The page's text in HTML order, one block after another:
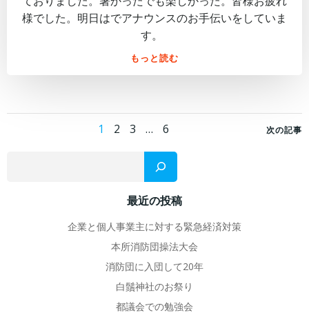
様でした。明日はでアナウンスのお手伝いをしていま
す。
もっと読む
Page
1 Page
2 Page
3 … Page
6 次の記事
最近の投稿
企業と個人事業主に対する緊急経済対策
本所消防団操法大会
消防団に入団して20年
白鬚神社のお祭り
都議会での勉強会